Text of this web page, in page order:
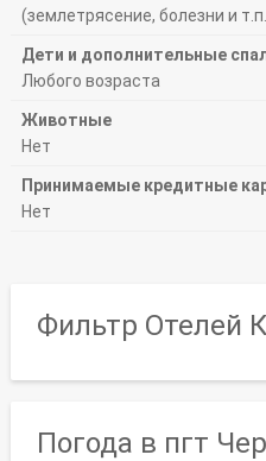
(землетрясение, болезни и
Дети и дополнительные
Любого возраста
Животные
Нет
Принимаемые кредитные
Нет
Фильтр Отелей
Погода в пгт